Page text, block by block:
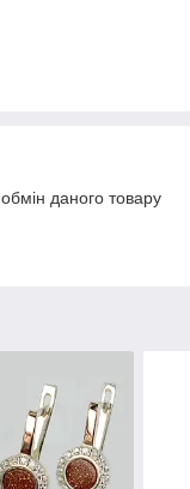
даного товару